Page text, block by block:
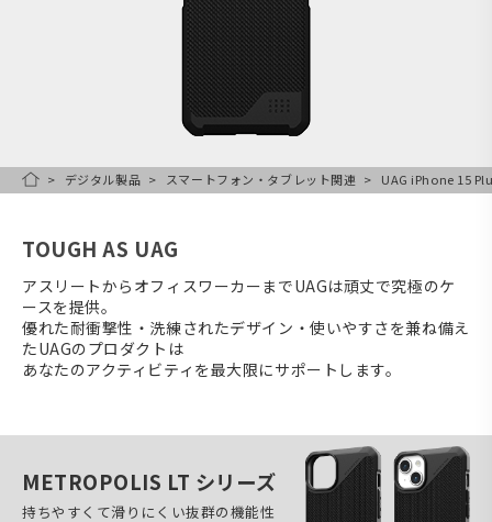
HOMEデジタル製品 スマートフォン・タブレット関連 UAG iPhone 15
TOUGH AS UAG
アスリートからオフィスワーカーまでUAGは頑丈で究極のケ
ースを提供。
優れた耐衝撃性・洗練されたデザイン・使いやすさを兼ね備え
たUAGのプロダクトは
あなたのアクティビティを最大限にサポートします。
METROPOLIS LT シリーズ
持ちやすくて滑りにくい抜群の機能性